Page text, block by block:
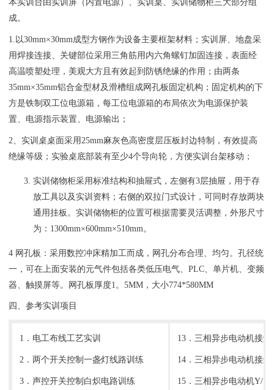
本实训台由实训屏（内置电源）、实训桌、实训储物柜三大部分组
成。
1.以30mm×30mm成型方钢作为设备主要框架材料；实训屏、地盘采
用焊接连接、关键部位采用三角筋用内六角螺钉加固连接，表面经
高温喷塑处理，美观大方且有效起到防锈绝缘的作用；由两条
35mm×35mm铝合金型材及滑槽组成网孔板固定机构；固定机构的下
方是铁制双工位电源箱，每工位电源箱的布局依次为电源保护装
置、电源指示装置、电源输出；
2、实训桌桌面采用25mm麻灰色高密度层压板封边特制，有效提高
绝缘等级；实验桌底部装有至少4个导向轮，方便实训台架移动；
实训储物柜采用标准结构和抽屉式，左侧有3层抽屉，用于存
放工具以及实训资料；右侧的双拉门式设计，可同时存放两块
通用挂板。实训储物柜的位置可根据需要灵活调整，外形尺寸
为：1300mm×600mm×510mm。
4 网孔板：采用数控冲床精加工而成，网孔分布合理、均匀。孔径统
一，可在上面安装的元气件包括各类低压电气、PLC、单片机、变频
器、触摸屏等。网孔板厚度1。5MM，大小774*580MM
四、参考实训项目
1．电工布线工艺实训
2．两个开关控制一盏灯线路训练
3．声控开关控制白炽电路训练
13．三相异步电动机接
14．三相异步电动机接
15．三相异步电动机Y/△